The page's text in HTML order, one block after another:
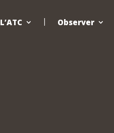
L’ATC Observer